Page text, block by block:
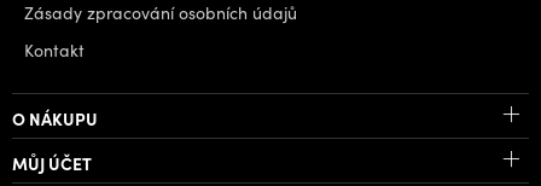
Zásady zpracování osobních údajů
Kontakt
O NÁKUPU
MŮJ ÚČET